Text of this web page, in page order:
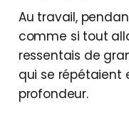
Au travail,
comme si tout
ressentais de
qui se répétaient
profondeur.